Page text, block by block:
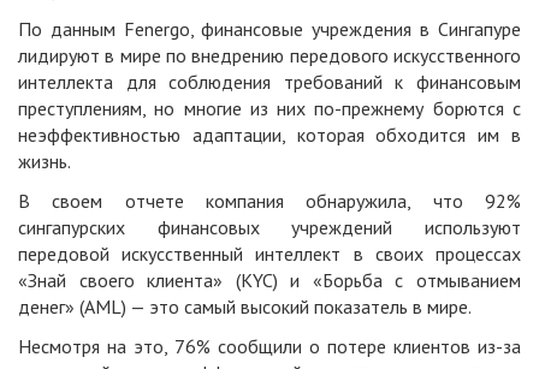
По данным Fenergo, финансовые учреждения в Сингапуре
лидируют в мире по внедрению передового искусственного
интеллекта для соблюдения требований к финансовым
преступлениям, но многие из них по-прежнему борются с
неэффективностью адаптации, которая обходится им в
жизнь.
В своем отчете компания обнаружила, что 92%
сингапурских финансовых учреждений используют
передовой искусственный интеллект в своих процессах
«Знай своего клиента» (KYC) и «Борьба с отмыванием
денег» (AML) — это самый высокий показатель в мире.
Несмотря на это, 76% сообщили о потере клиентов из-за